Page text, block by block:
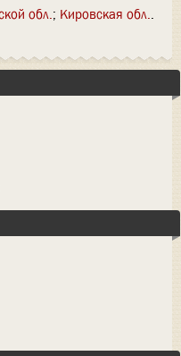
обл. Кировская обл.